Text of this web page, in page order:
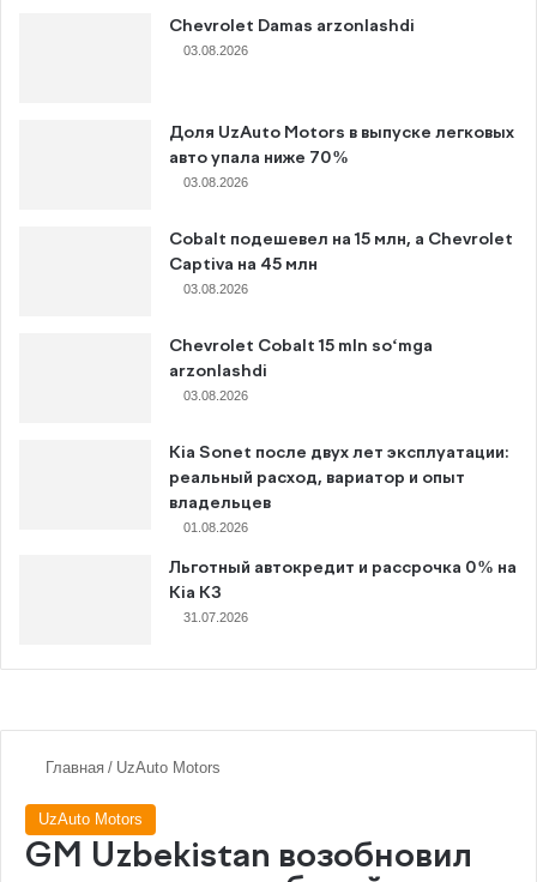
Chevrolet Damas arzonlashdi
03.08.2026
Доля UzAuto Motors в выпуске легковых
авто упала ниже 70%
03.08.2026
Cobalt подешевел на 15 млн, а Chevrolet
Captiva на 45 млн
03.08.2026
Chevrolet Cobalt 15 mln so‘mga
arzonlashdi
03.08.2026
Kia Sonet после двух лет эксплуатации:
реальный расход, вариатор и опыт
владельцев
01.08.2026
Льготный автокредит и рассрочка 0% на
Kia K3
31.07.2026